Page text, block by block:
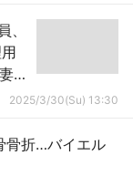
、
経
2025/3/30(Su) 13:30
骨折…バイエル